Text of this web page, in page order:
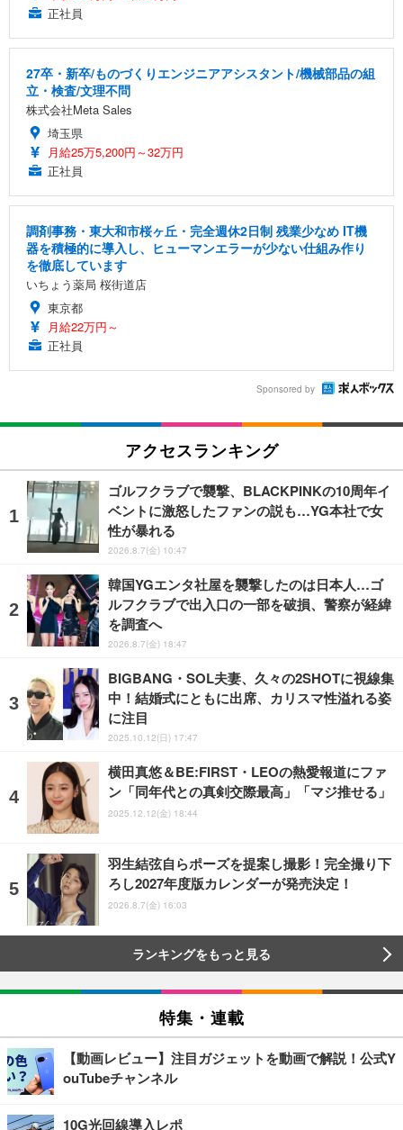
正社員
27卒・新卒/ものづくりエンジニアアシスタント/機械部品の組
立・検査/文理不問
株式会社Meta Sales
埼玉県
月給25万5,200円～32万円
正社員
調剤事務・東大和市桜ヶ丘・完全週休2日制 残業少なめ IT機
器を積極的に導入し、ヒューマンエラーが少ない仕組み作り
を徹底しています
いちょう薬局 桜街道店
東京都
月給22万円～
正社員
Sponsored by
アクセスランキング
ゴルフクラブで襲撃、BLACKPINKの10周年イ
ベントに激怒したファンの説も…YG本社で女
性が暴れる
2026.8.7(金) 10:47
韓国YGエンタ社屋を襲撃したのは日本人…ゴ
ルフクラブで出入口の一部を破損、警察が経緯
を調査へ
2026.8.7(金) 18:47
BIGBANG・SOL夫妻、久々の2SHOTに視線集
中！結婚式にともに出席、カリスマ性溢れる姿
に注目
2025.10.12(日) 17:47
横田真悠＆BE:FIRST・LEOの熱愛報道にファ
ン「同年代との真剣交際最高」「マジ推せる」
2025.12.12(金) 18:44
羽生結弦自らポーズを提案し撮影！完全撮り下
ろし2027年度版カレンダーが発売決定！
2026.8.7(金) 16:03
ランキングをもっと見る
特集・連載
【動画レビュー】注目ガジェットを動画で解説！公式Y
ouTubeチャンネル
10G光回線導入レポ